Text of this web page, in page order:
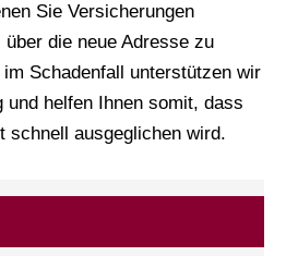
Sie Versicherungen
die neue Adresse zu
Schadenfall unterstützen wir
und helfen Ihnen somit, dass
schnell ausgeglichen wird.